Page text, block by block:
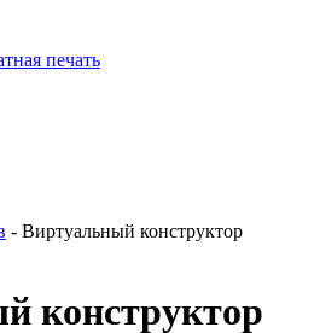
печать
- Виртуальный конструктор
конструктор